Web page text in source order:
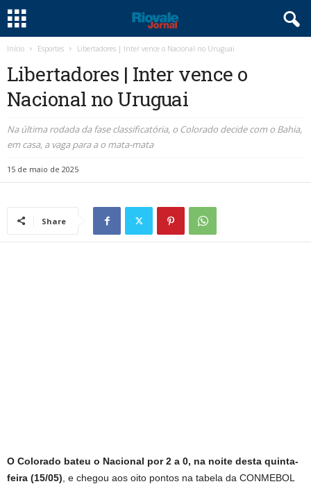
Início Esportes Libertadores | Inter vence o Nacional no Uruguai
Libertadores | Inter vence o
Nacional no Uruguai
Na última rodada da fase classificatória, o Colorado decide com o Bahia,
em casa, a vaga para a o mata-mata
15 de maio de 2025
Share
O Colorado bateu o Nacional por 2 a 0, na noite desta quinta-
feira (15/05) , e chegou aos oito pontos na tabela da CONMEBOL